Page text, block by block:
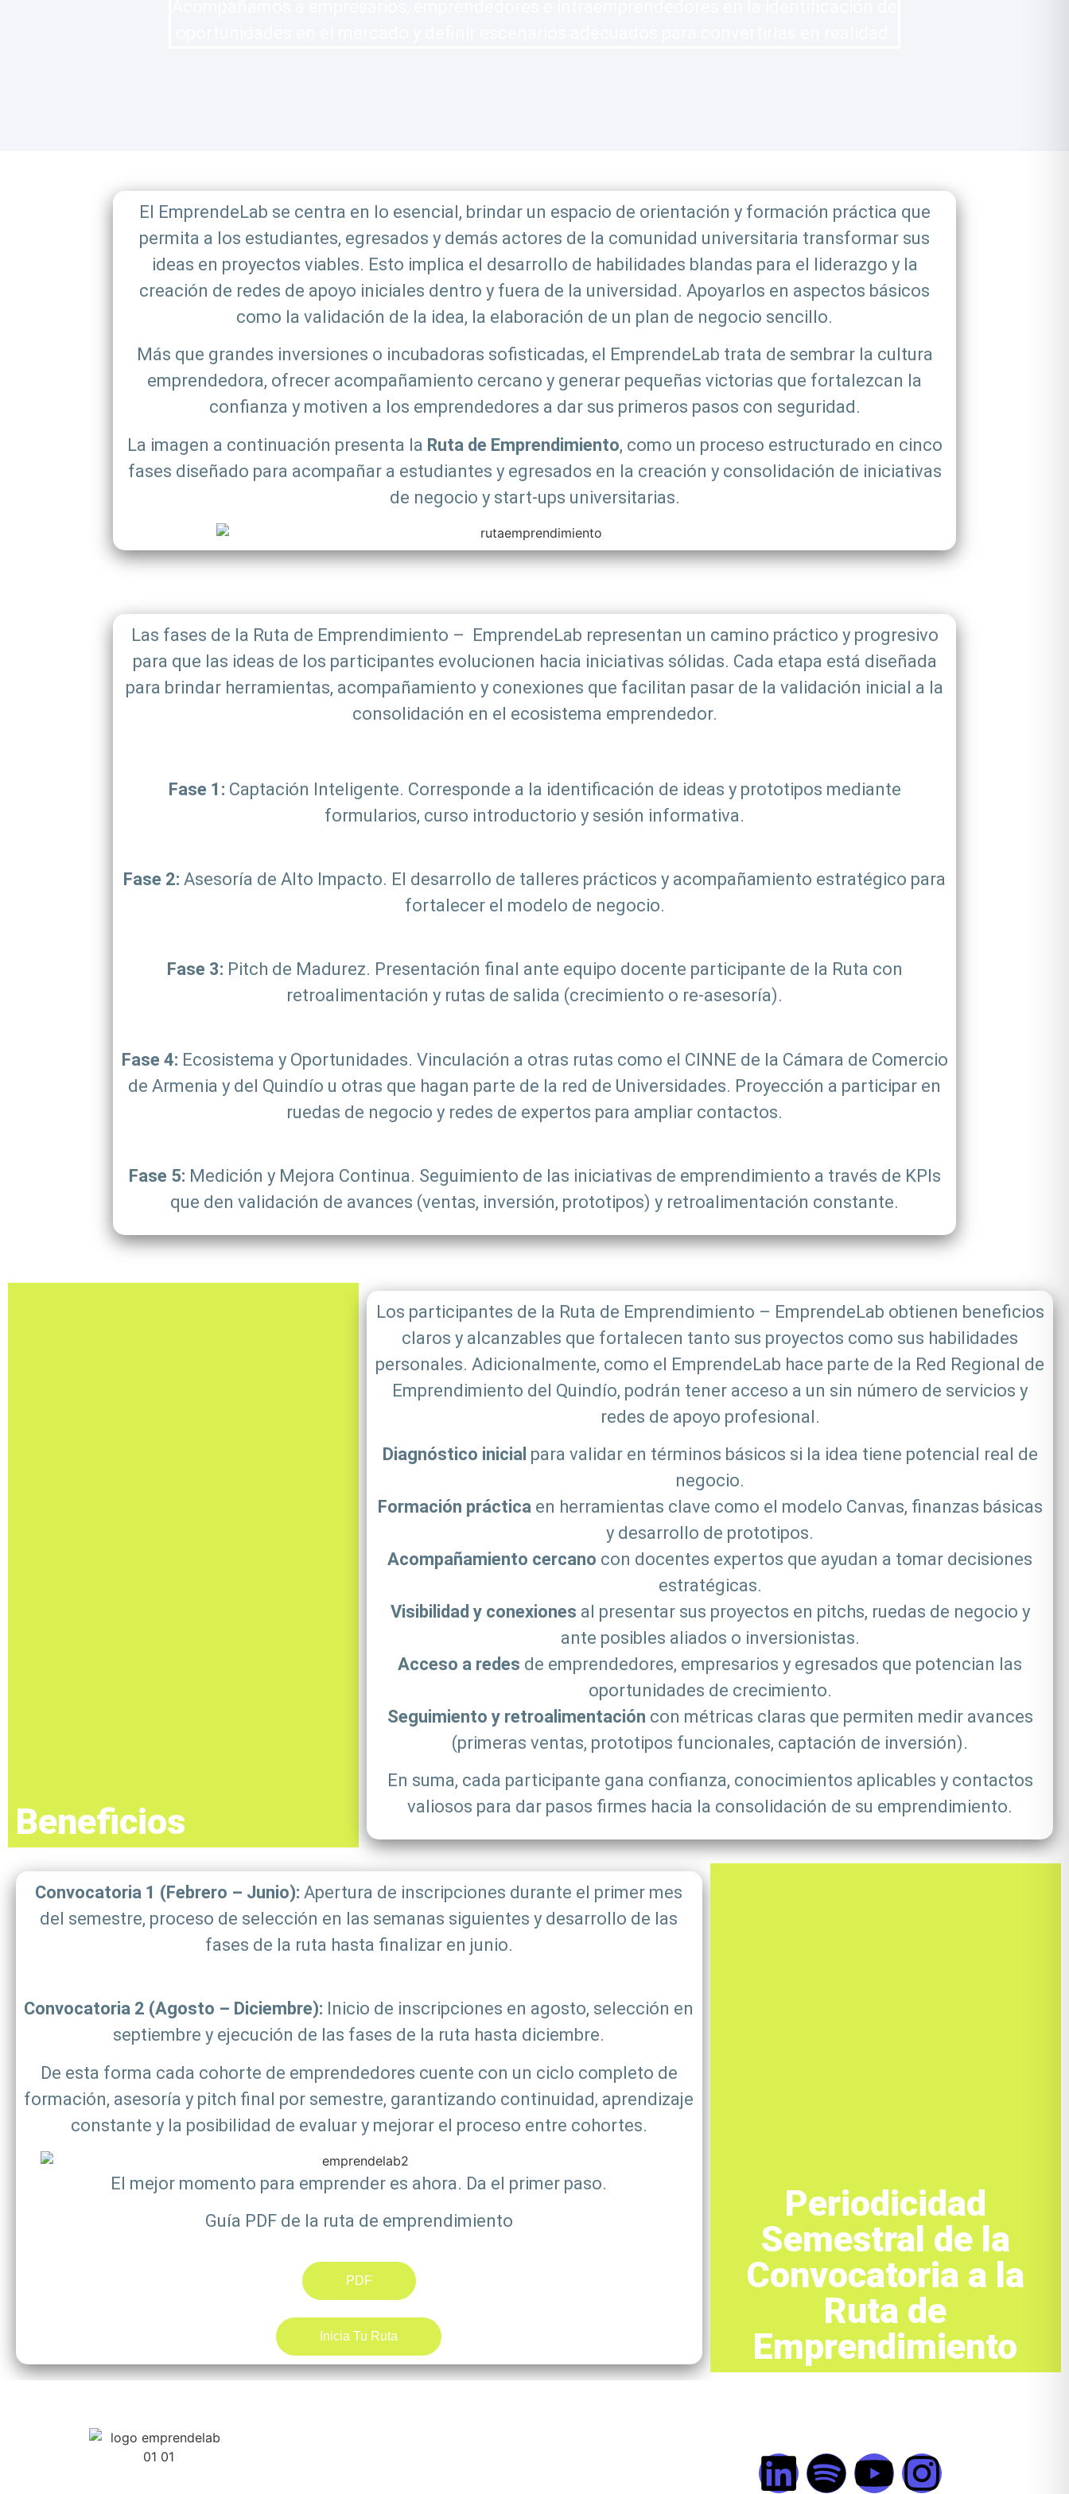
El EmprendeLab se centra en lo esencial, brindar un espacio de orientación y formación práctica que
permita a los estudiantes, egresados y demás actores de la comunidad universitaria transformar sus
ideas en proyectos viables. Esto implica el desarrollo de habilidades blandas para el liderazgo y la
creación de redes de apoyo iniciales dentro y fuera de la universidad. Apoyarlos en aspectos básicos
como la validación de la idea, la elaboración de un plan de negocio sencillo.
Más que grandes inversiones o incubadoras sofisticadas, el EmprendeLab trata de sembrar la cultura
emprendedora, ofrecer acompañamiento cercano y generar pequeñas victorias que fortalezcan la
confianza y motiven a los emprendedores a dar sus primeros pasos con seguridad.
La imagen a continuación presenta la Ruta de Emprendimiento, como un proceso estructurado en cinco
fases diseñado para acompañar a estudiantes y egresados en la creación y consolidación de iniciativas
de negocio y start-ups universitarias.
Las fases de la Ruta de Emprendimiento – EmprendeLab representan un camino práctico y progresivo
para que las ideas de los participantes evolucionen hacia iniciativas sólidas. Cada etapa está diseñada
para brindar herramientas, acompañamiento y conexiones que facilitan pasar de la validación inicial a la
consolidación en el ecosistema emprendedor.
Fase 1: Captación Inteligente. Corresponde a la identificación de ideas y prototipos mediante
formularios, curso introductorio y sesión informativa.
Fase 2: Asesoría de Alto Impacto. El desarrollo de talleres prácticos y acompañamiento estratégico para
fortalecer el modelo de negocio.
Fase 3: Pitch de Madurez. Presentación final ante equipo docente participante de la Ruta con
retroalimentación y rutas de salida (crecimiento o re-asesoría).
Fase 4: Ecosistema y Oportunidades. Vinculación a otras rutas como el CINNE de la Cámara de Comercio
de Armenia y del Quindío u otras que hagan parte de la red de Universidades. Proyección a participar en
ruedas de negocio y redes de expertos para ampliar contactos.
Fase 5: Medición y Mejora Continua. Seguimiento de las iniciativas de emprendimiento a través de KPIs
que den validación de avances (ventas, inversión, prototipos) y retroalimentación constante.
Beneficios
Los participantes de la Ruta de Emprendimiento – EmprendeLab obtienen beneficios
claros y alcanzables que fortalecen tanto sus proyectos como sus habilidades
personales. Adicionalmente, como el EmprendeLab hace parte de la Red Regional de
Emprendimiento del Quindío, podrán tener acceso a un sin número de servicios y
redes de apoyo profesional.
Diagnóstico inicial para validar en términos básicos si la idea tiene potencial real de
negocio.
Formación práctica en herramientas clave como el modelo Canvas, finanzas básicas
y desarrollo de prototipos.
Acompañamiento cercano con docentes expertos que ayudan a tomar decisiones
estratégicas.
Visibilidad y conexiones al presentar sus proyectos en pitchs, ruedas de negocio y
ante posibles aliados o inversionistas.
Acceso a redes de emprendedores, empresarios y egresados que potencian las
oportunidades de crecimiento.
Seguimiento y retroalimentación con métricas claras que permiten medir avances
(primeras ventas, prototipos funcionales, captación de inversión).
En suma, cada participante gana confianza, conocimientos aplicables y contactos
valiosos para dar pasos firmes hacia la consolidación de su emprendimiento.
Convocatoria 1 (Febrero – Junio): Apertura de inscripciones durante el primer mes
del semestre, proceso de selección en las semanas siguientes y desarrollo de las
fases de la ruta hasta finalizar en junio.
Convocatoria 2 (Agosto – Diciembre): Inicio de inscripciones en agosto, selección en
septiembre y ejecución de las fases de la ruta hasta diciembre.
De esta forma cada cohorte de emprendedores cuente con un ciclo completo de
formación, asesoría y pitch final por semestre, garantizando continuidad, aprendizaje
constante y la posibilidad de evaluar y mejorar el proceso entre cohortes.
El mejor momento para emprender es ahora. Da el primer paso.
Guía PDF de la ruta de emprendimiento
PDF
Inicia Tu Ruta
Periodicidad
Semestral de la
Convocatoria a la
Ruta de
Emprendimiento